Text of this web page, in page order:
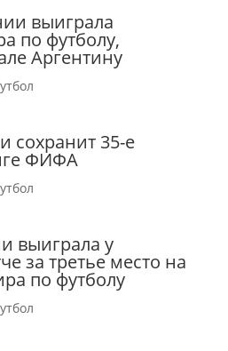
выиграла
по футболу,
Аргентину
сохранит 35-е
ФИФА
выиграла у
за третье место на
по футболу